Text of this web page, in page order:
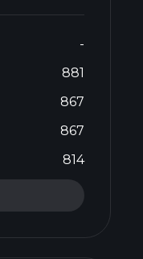
-
881
867
867
814